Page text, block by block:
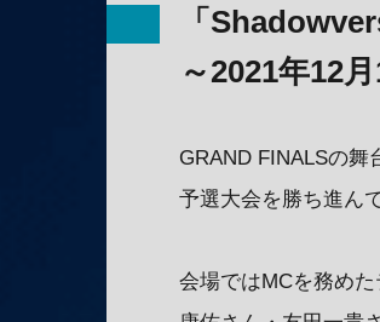
「
～2021年12
GRAND FINALSの舞
予選大会を勝ち進ん
会場ではMCを務め